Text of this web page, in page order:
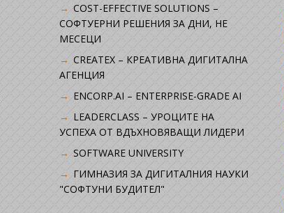
COST-EFFECTIVE SOLUTIONS –
СОФТУЕРНИ РЕШЕНИЯ ЗА ДНИ, НЕ
МЕСЕЦИ
CREATEX – КРЕАТИВНА ДИГИТАЛНА
АГЕНЦИЯ
ENCORP.AI – ENTERPRISE-GRADE AI
LEADERCLASS – УРОЦИТЕ НА
УСПЕХА ОТ ВДЪХНОВЯВАЩИ ЛИДЕРИ
SOFTWARE UNIVERSITY
ГИМНАЗИЯ ЗА ДИГИТАЛНИЯ НАУКИ
"СОФТУНИ БУДИТЕЛ"